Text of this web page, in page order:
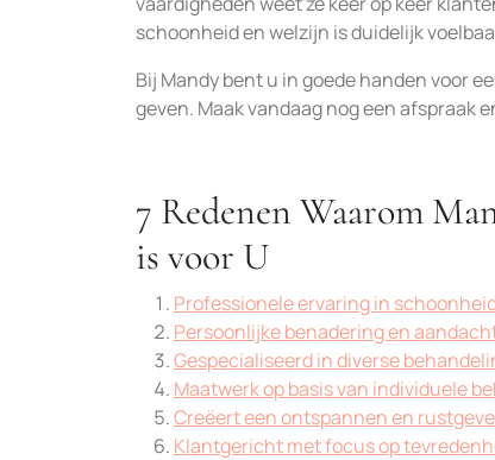
schoonheid en welzijn is duidelijk
Bij Mandy bent u in goede handen voor
geven. Maak vandaag nog een afspraak
7 Redenen Waarom
is voor U
Professionele ervaring in
Persoonlijke benadering en
Gespecialiseerd in diverse
Maatwerk op basis van individuele
Creëert een ontspannen en
Klantgericht met focus op